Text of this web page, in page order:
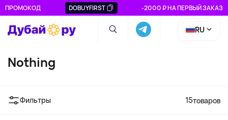
ПРОМОКОД DOBUYFIRST -2000 ₽ НА ПЕРВЫЙ ЗАКАЗ
RU
Nothing
Фильтры 15товаров